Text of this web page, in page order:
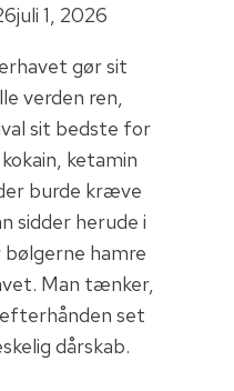
juli 1, 2026
gør sit
verden ren,
sit bedste for
ketamin
burde kræve
sidder herude i
bølgerne hamre
Man tænker,
set
dårskab.